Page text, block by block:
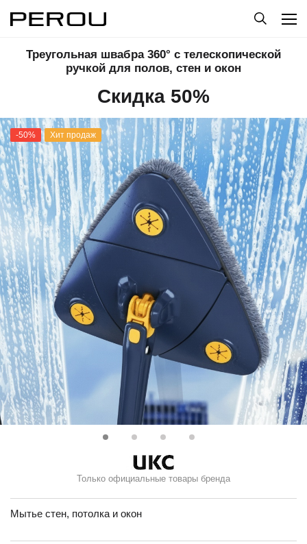
Треугольная швабра 360° с телескопической
ручкой для полов, стен и окон
Скидка 50%
-50% Хит продаж
Только официальные товары бренда
Мытье стен, потолка и окон